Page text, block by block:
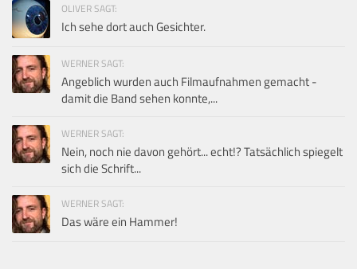
OLIVER SAGT:
Ich sehe dort auch Gesichter.
WERNER SAGT:
Angeblich wurden auch Filmaufnahmen gemacht -
damit die Band sehen konnte,...
WERNER SAGT:
Nein, noch nie davon gehört... echt!? Tatsächlich spiegelt
sich die Schrift...
WERNER SAGT:
Das wäre ein Hammer!